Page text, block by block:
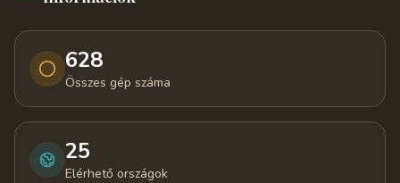
628
Összes gép száma
25
Elérhető országok